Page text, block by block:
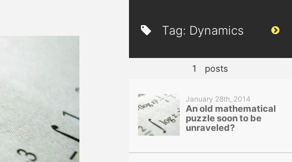
Tag: Dynamics
1 posts
January 28th, 2014
An old mathematical
puzzle soon to be
unraveled?